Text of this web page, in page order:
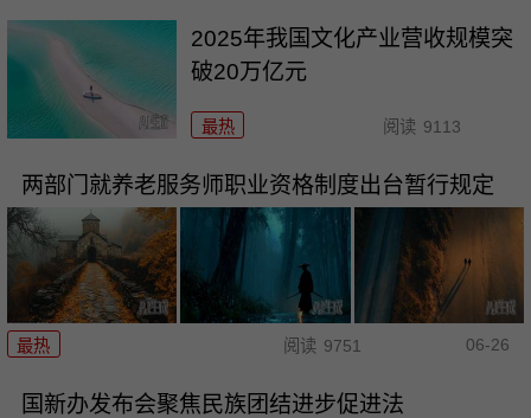
2025年我国文化产业营收规模突
破20万亿元
最热 阅读 9113
两部门就养老服务师职业资格制度出台暂行规定
最热 阅读 9751 06-26
国新办发布会聚焦民族团结进步促进法